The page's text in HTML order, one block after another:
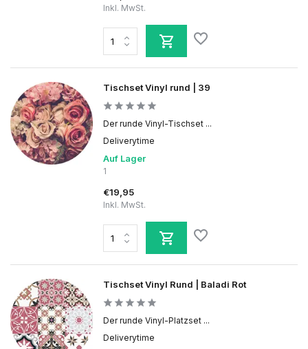
Inkl. MwSt.
Tischset Vinyl rund | 39
Der runde Vinyl-Tischset ...
Deliverytime
Auf Lager
1
€19,95
Inkl. MwSt.
Tischset Vinyl Rund | Baladi Rot
Der runde Vinyl-Platzset ...
Deliverytime